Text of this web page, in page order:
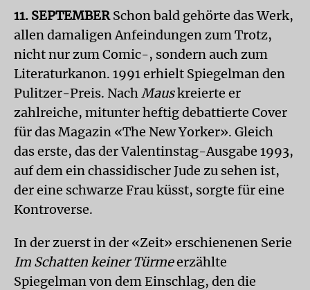
11. SEPTEMBERSchon bald gehörte das Werk,
allen damaligen Anfeindungen zum Trotz,
nicht nur zum Comic-, sondern auch zum
Literaturkanon. 1991 erhielt Spiegelman den
Pulitzer-Preis. NachMauskreierte er
zahlreiche, mitunter heftig debattierte Cover
für das Magazin «The New Yorker». Gleich
das erste, das der Valentinstag-Ausgabe 1993,
auf dem ein chassidischer Jude zu sehen ist,
der eine schwarze Frau küsst, sorgte für eine
Kontroverse.
In der zuerst in der «Zeit» erschienenen Serie
Im Schatten keiner Türmeerzählte
Spiegelman von dem Einschlag, den die